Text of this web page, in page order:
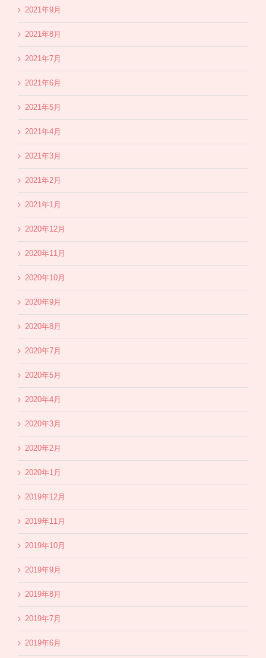
2021年9月
2021年8月
2021年7月
2021年6月
2021年5月
2021年4月
2021年3月
2021年2月
2021年1月
2020年12月
2020年11月
2020年10月
2020年9月
2020年8月
2020年7月
2020年5月
2020年4月
2020年3月
2020年2月
2020年1月
2019年12月
2019年11月
2019年10月
2019年9月
2019年8月
2019年7月
2019年6月